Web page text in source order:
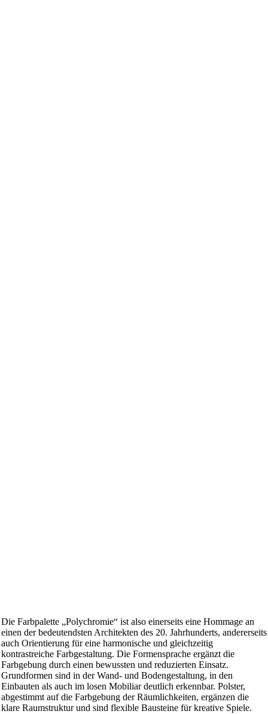
Die Farbpalette „Polychromie“ ist also einerseits eine Hommage an
einen der bedeutendsten Architekten des 20. Jahrhunderts, andererseits
auch Orientierung für eine harmonische und gleichzeitig
kontrastreiche Farbgestaltung. Die Formensprache ergänzt die
Farbgebung durch einen bewussten und reduzierten Einsatz.
Grundformen sind in der Wand- und Bodengestaltung, in den
Einbauten als auch im losen Mobiliar deutlich erkennbar. Polster,
abgestimmt auf die Farbgebung der Räumlichkeiten, ergänzen die
klare Raumstruktur und sind flexible Bausteine für kreative Spiele.